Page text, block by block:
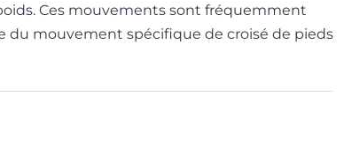
Ces mou­ve­ments sont fré­quem­ment
du mou­ve­ment spé­ci­fique de croi­sé de pieds